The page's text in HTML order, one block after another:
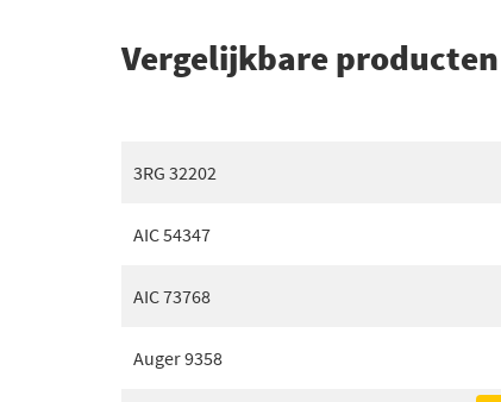
Vergelijkbare producten
3RG 32202
AIC 54347
AIC 73768
Auger 9358